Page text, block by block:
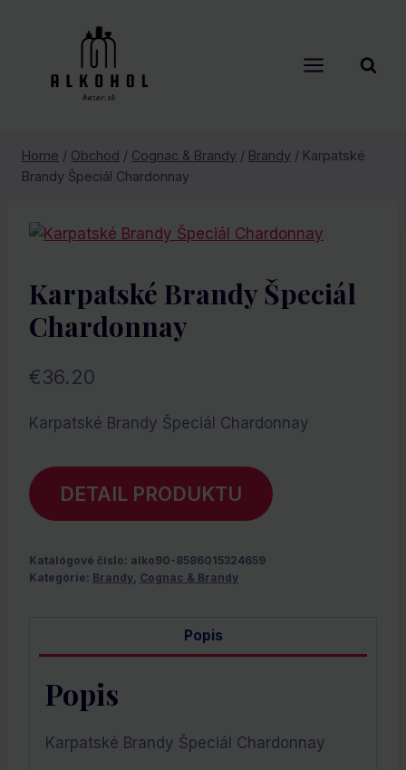
Home / Obchod / Cognac & Brandy / Brandy / Karpatské
Brandy Špeciál Chardonnay
Karpatské Brandy Špeciál
Chardonnay
€36.20
Karpatské Brandy Špeciál Chardonnay
DETAIL PRODUKTU
Katalógové číslo: alko90-8586015324659
Kategórie: Brandy, Cognac & Brandy
Popis
Popis
Karpatské Brandy Špeciál Chardonnay